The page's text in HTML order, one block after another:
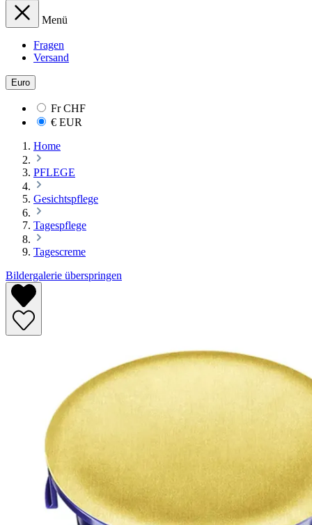
Menü
Fragen
Versand
Euro
FrCHF
€ EUR
Home
PFLEGE
Gesichtspflege
Tagespflege
Tagescreme
Bildergalerie überspringen